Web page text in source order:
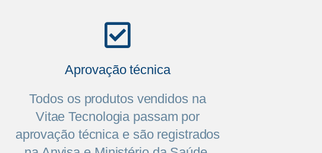
Aprovação técnica
Todos os produtos vendidos na
Vitae Tecnologia passam por
aprovação técnica e são registrados